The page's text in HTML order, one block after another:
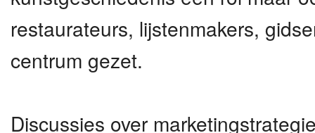
restaurateurs, lijstenmakers,
centrum gezet.
Discussies over